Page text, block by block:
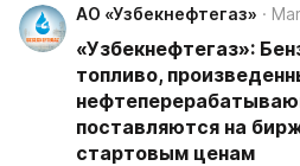
АО «Узбекнефтегаз»
«Узбекнефтегаз»:
топливо,
поставляются на
стартовым ценам